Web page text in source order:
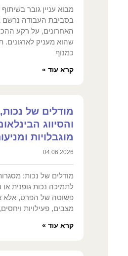
מבוא עניין גובר
בסביבת העבודה נרשם
האחרונים, על רקע
שהוא מעניק
כמנוף
קרא עוד »
מודלים של
והסיווג
מוגבלויות
04.06.2026
מודלים של נכות:
לתמיכה נכות גופנית
פשוטה של הפרט, אלא
מצבים, פעילויות
קרא עוד »